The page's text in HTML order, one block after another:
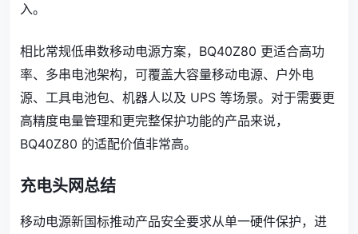
入。
相比常规低串数移动电源方案，BQ40Z80 更适合高功
率、多串电池架构，可覆盖大容量移动电源、户外电
源、工具电池包、机器人以及 UPS 等场景。对于需要更
高精度电量管理和更完整保护功能的产品来说，
BQ40Z80 的适配价值非常高。
充电头网总结
移动电源新国标推动产品安全要求从单一硬件保护，进